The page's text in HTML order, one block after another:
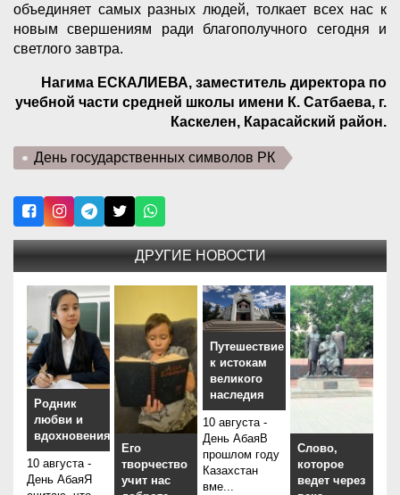
объединяет самых разных людей, толкает всех нас к
новым свершениям ради благополучного сегодня и
светлого завтра.
Нагима ЕСКАЛИЕВА, заместитель директора по
учебной части средней школы имени К. Сатбаева, г.
Каскелен, Карасайский район.
День государственных символов РК
ДРУГИЕ НОВОСТИ
Родник
любви и
вдохновения
10 августа -
День АбаяЯ
Его
творчество
учит нас
Путешествие
к истокам
великого
наследия
10 августа -
День АбаяВ
прошлом году
Казахстан
вме...
Слово,
которое
ведет через